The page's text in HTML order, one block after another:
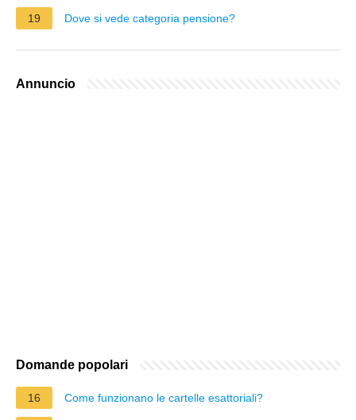
19 Dove si vede categoria pensione?
Annuncio
Domande popolari
16 Come funzionano le cartelle esattoriali?